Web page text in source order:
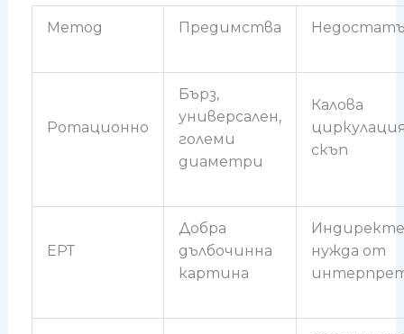
Метод Предимства
Ротационно
Бърз,
универсален,
големи
диаметри
Калова
скъп
ЕРТ
Добра
дълбочинна
картина
нужда от